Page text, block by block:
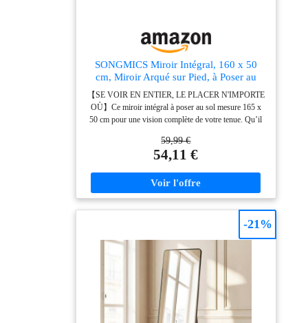
pliable à l'arrière. À
l'arrière du miroir se
trouvent des crochets.
Les trois méthodes de
placement s'adaptent à
presque toutes les
scènes Design tendance
: le cadre moderne en
aluminium de ce
miroir sur pied ajoute
de la structure au
miroir et souligne
tendance de la pièce.
Vous pouvez choisir
entre le noir et l'or qui
conviennent à
différents styles, qu'il
s'agisse d'une chambre
à coucher, d'un salon
SONGMICS Miroir Intégral, 160 x 50
cm, Miroir Arqué sur Pied, à Poser au
Sol, Cadre en Alliage d’Aluminium,
Verre Trempé, pour Chambre, Salon,
Dressing, Noir d'encre LFM031B01
【SE VOIR EN ENTIER, LE PLACER N'IMPORTE
OÙ】Ce miroir intégral à poser au sol mesure 165 x
50 cm pour une vision complète de votre tenue. Qu’il
parfait 【SOLIDE ET SÉCURISÉ】Doté d'un verre
trempé très résistant et d'un film de sécurité, ce miroir
sécurité même en cas de chute 【CHARMANT
DANS TOUTE PIÈCE】Ce miroir psyché présente
intérieur. Plus qu’un simple miroir, c’est aussi une
pièce décorative qui rehausse le style de votre chambre,
entrée, salon ou salle de sport 【CADRE EN
ALLIAGE D'ALUMINIUM DE QUALITÉ
PREMIUM】Le cadre solide est conçu pour résister à
la rouille tout en conservant sa finition brillante. Il est
suffisamment robuste pour éviter les fissures pour une
longue durée de vie 【PRÊT À ÊTRE INSTALLÉ】
Prêt à poser et à utiliser, ce miroir intégral ne nécessite
59,99 €
54,11 €
-21%